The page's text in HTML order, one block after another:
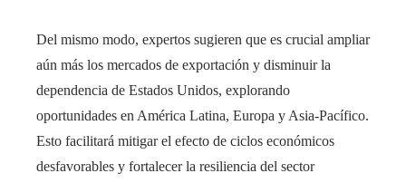
Del mismo modo, expertos sugieren que es crucial ampliar
aún más los mercados de exportación y disminuir la
dependencia de Estados Unidos, explorando
oportunidades en América Latina, Europa y Asia-Pacífico.
Esto facilitará mitigar el efecto de ciclos económicos
desfavorables y fortalecer la resiliencia del sector